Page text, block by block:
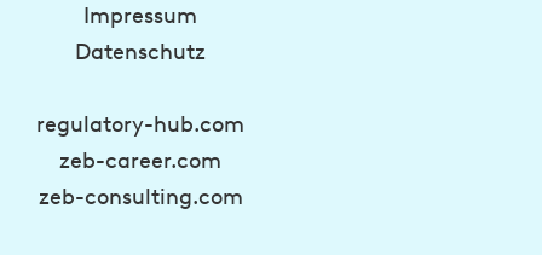
Impressum
Datenschutz
regulatory-hub.com
zeb-career.com
zeb-consulting.com